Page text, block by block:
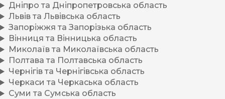
Дніпро та Дніпропетровська область
Львів та Львівська область
Запоріжжя та Запорізька область
Вінниця та Вінницька область
Миколаїв та Миколаївська область
Полтава та Полтавська область
Чернігів та Чернігівська область
Черкаси та Черкаська область
Суми та Сумська область